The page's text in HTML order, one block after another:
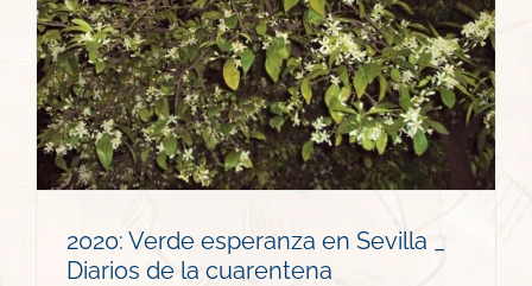
2020: Verde esperanza en Sevilla _
Diarios de la cuarentena